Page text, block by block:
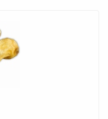
als uw hond zullen
assortiment